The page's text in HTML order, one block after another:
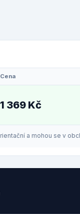
Cena
1 369 Kč
a mohou se v